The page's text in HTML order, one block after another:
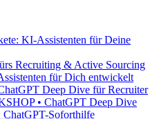
KI-Assistenten für Deine
Recruiting & Active Sourcing
für Dich entwickelt
Deep Dive für Recruiter
• ChatGPT Deep Dive
Soforthilfe